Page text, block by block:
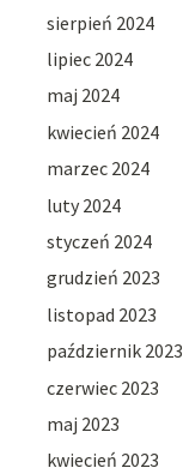
sierpień 2024
lipiec 2024
maj 2024
kwiecień 2024
marzec 2024
luty 2024
styczeń 2024
grudzień 2023
listopad 2023
październik 2023
czerwiec 2023
maj 2023
kwiecień 2023